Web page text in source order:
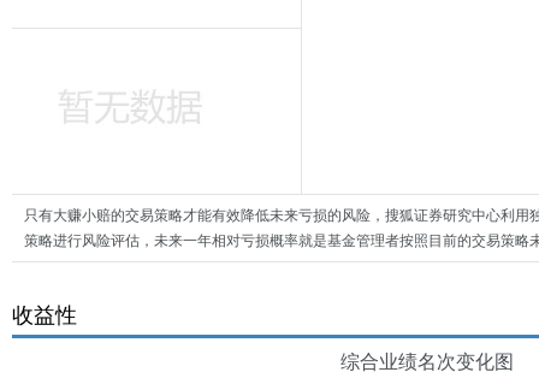
只有大赚小赔的交易策略才能有效降低未来亏损的风险，搜狐证券研究中心利
策略进行风险评估，未来一年相对亏损概率就是基金管理者按照目前的交易策略
收益性
综合业绩名次变化图